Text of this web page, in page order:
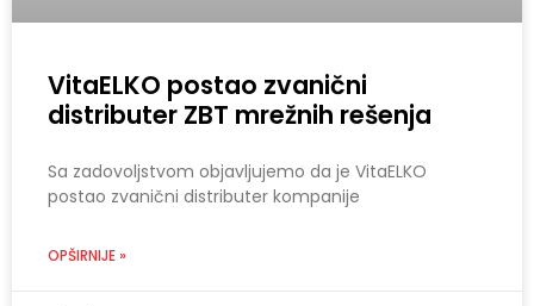
VitaELKO postao zvanični
distributer ZBT mrežnih rešenja
Sa zadovoljstvom objavljujemo da je VitaELKO
postao zvanični distributer kompanije
OPŠIRNIJE »